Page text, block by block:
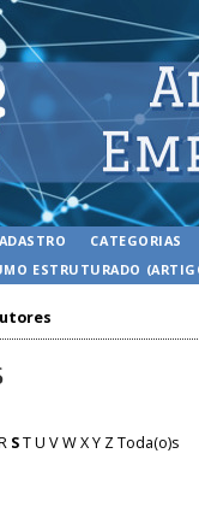
CATEGORIAS
ESTRUTURADO
STU VWXY ZToda(o)s